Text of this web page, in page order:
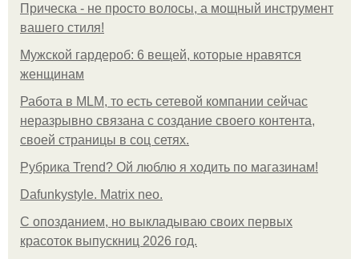
Прическа - не просто волосы, а мощный инструмент
вашего стиля!
Мужской гардероб: 6 вещей, которые нравятся
женщинам
Работа в MLM, то есть сетевой компании сейчас
неразрывно связана с создание своего контента,
своей страницы в соц сетях.
Рубрика Trend? Ой люблю я ходить по магазинам!
Dafunkystyle. Matrix neo.
С опозданием, но выкладываю своих первых
красоток выпускниц 2026 год.